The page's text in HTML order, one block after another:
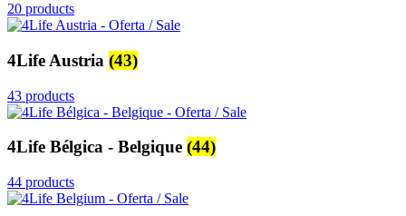
20 products
4Life Austria (43)
43 products
4Life Bélgica - Belgique (44)
44 products